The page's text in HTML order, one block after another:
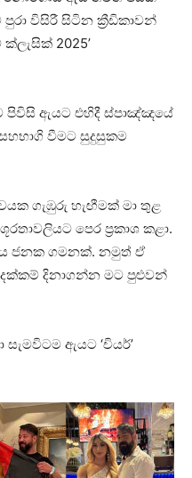
විසිරී සිටින ක්‍රීඩිකාවන්
2025’
පිවිසි ඇයට එහිදී ස්පාඤ්ඤයේ
වීමට සුදුසුකම
ගැඹුරු හැඟීමක් මා තුළ
පෙර ප්‍රකාශ කළා.
ජනක ගමනක්. නමුත් ඒ
දිනාගන්න මට පුළුවන්
සැමවිටම ඇයට ‘චියර්’